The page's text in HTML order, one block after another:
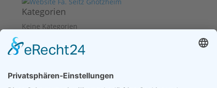
Kategorien
Keine Kategorien
Geschäftszeiten: Flexibilität
Je nach Kundenwunsch biete ich flexibel